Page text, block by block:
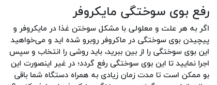
رفع بوی سوختگی مایکروفر
اگر به هر علت و معلولی با مشکل سوختن غذا در مایکروفر و
پیچیدن بوی سوختگی در ماکروفر روبرو شده اید و می‌خواهید
این بوی سوختگی را از بین ببرید، باید روشی را انتخاب و سپس
اجرا نمایید تا این بوی سوختگی رفع گردد؛ در غیر اینصورت این
بو ممکن است تا مدت زمان زیادی به همراه دستگاه شما باقی